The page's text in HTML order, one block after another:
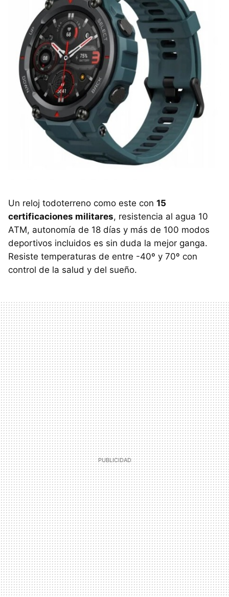
Un reloj todoterreno como este con 15
certificaciones militares, resistencia al agua 10
ATM, autonomía de 18 días y más de 100 modos
deportivos incluidos es sin duda la mejor ganga.
Resiste temperaturas de entre -40º y 70º con
control de la salud y del sueño.